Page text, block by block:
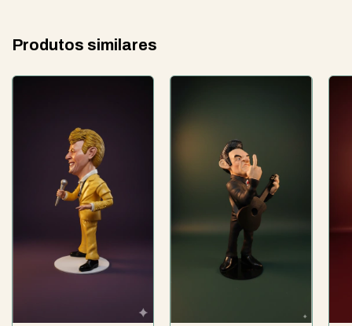
Produtos similares